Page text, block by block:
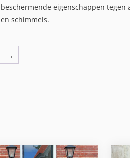
beschermende eigenschappen tegen
en schimmels.
→